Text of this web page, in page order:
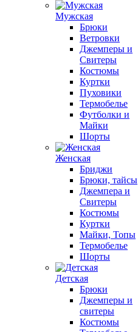
Мужская
Брюки
Ветровки
Джемперы и
Свитеры
Костюмы
Куртки
Пуховики
Термобелье
Футболки и
Майки
Шорты
Женская
Бриджи
Брюки, тайсы
Джемпера и
Свитеры
Костюмы
Куртки
Майки, Топы
Термобелье
Шорты
Детская
Брюки
Джемперы и
свитеры
Костюмы